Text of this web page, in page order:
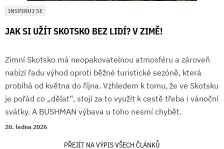
INSPIRUJ SE
JAK SI UŽÍT SKOTSKO BEZ LIDÍ? V ZIMĚ!
Zimní Skotsko má neopakovatelnou atmosféru a zároveň
nabízí řadu výhod oproti běžné turistické sezóně, která
probíhá od května do října. Vzhledem k tomu, že ve Skotsku
je pořád co „dělat“, stojí za to využít k cestě třeba i vánoční
svátky. A BUSHMAN výbava u toho nesmí chybět.
20. ledna 2026
PŘEJÍT NA VÝPIS VŠECH ČLÁNKŮ